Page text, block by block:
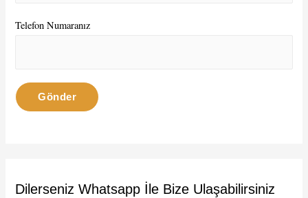
Telefon Numaranız
Dilerseniz Whatsapp İle Bize Ulaşabilirsiniz